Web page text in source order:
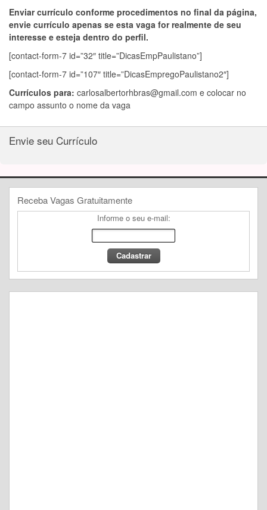
Enviar currículo conforme procedimentos no final da página,
envie currículo apenas se esta vaga for realmente de seu
interesse e esteja dentro do perfil.
[contact-form-7 id=”32″ title=”DicasEmpPaulistano”]
[contact-form-7 id=”107″ title=”DicasEmpregoPaulistano2″]
Currículos para: carlosalbertorhbras@gmail.com e colocar no
campo assunto o nome da vaga
Envie seu Currículo
Receba Vagas Gratuitamente
Informe o seu e-mail: